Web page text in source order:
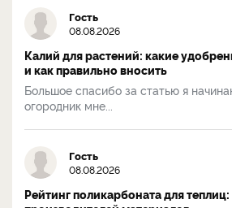
Гость
08.08.2026
Калий для растений: какие
и как правильно вносить
Большое спасибо за статью я
огородник мне...
Гость
08.08.2026
Рейтинг поликарбоната для